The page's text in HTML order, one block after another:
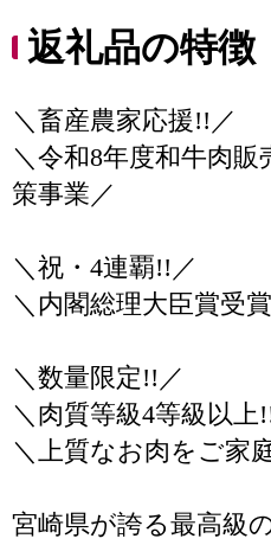
返礼品の特徴
＼畜産農家応援!!／
＼令和8年度和牛肉販
策事業／
＼祝・4連覇!!／
＼内閣総理大臣賞受
＼数量限定!!／
＼肉質等級4等級以上
＼上質なお肉をご家
宮崎県が誇る最高級